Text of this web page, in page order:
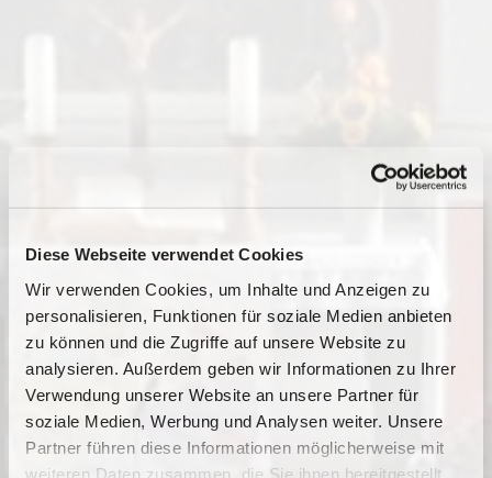
Diese Webseite verwendet Cookies
Wir verwenden Cookies, um Inhalte und Anzeigen zu
personalisieren, Funktionen für soziale Medien anbieten
zu können und die Zugriffe auf unsere Website zu
analysieren. Außerdem geben wir Informationen zu Ihrer
Verwendung unserer Website an unsere Partner für
soziale Medien, Werbung und Analysen weiter. Unsere
Partner führen diese Informationen möglicherweise mit
weiteren Daten zusammen, die Sie ihnen bereitgestellt
Dies könnte Sie auch